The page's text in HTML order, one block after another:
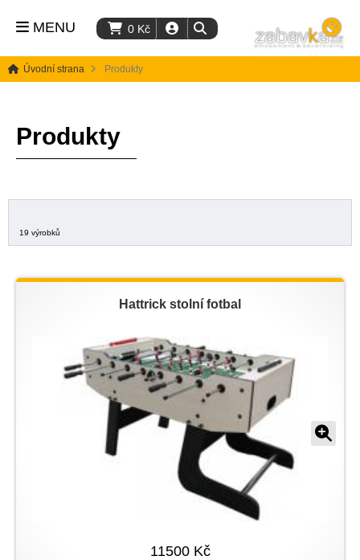
0 Kč
MENU
Úvodní strana Produkty
Produkty
19 výrobků
Hattrick stolní fotbal
11500 Kč